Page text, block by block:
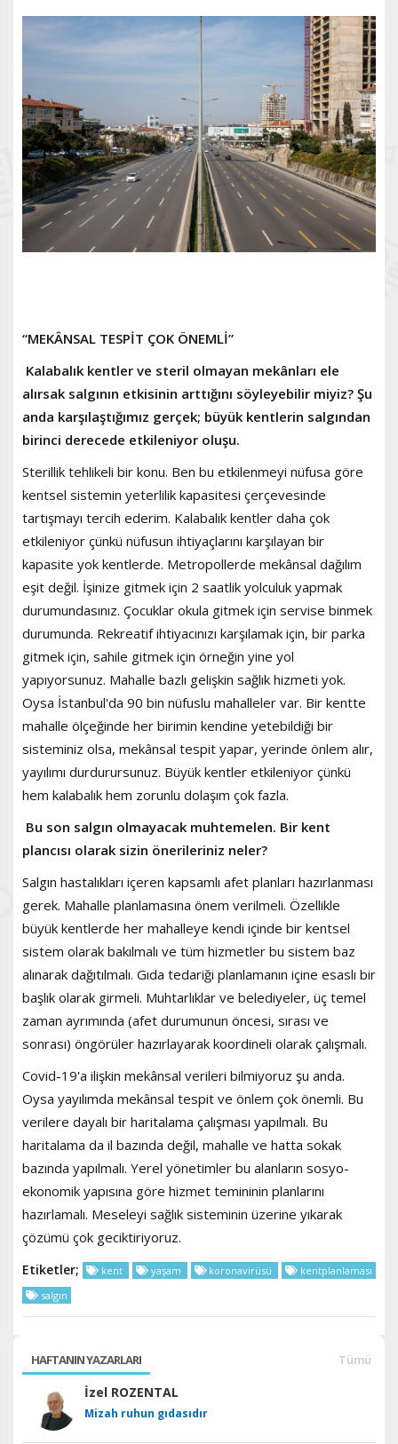
“MEKÂNSAL TESPİT ÇOK ÖNEMLİ”
Kalabalık kentler ve steril olmayan mekânları ele
alırsak salgının etkisinin arttığını söyleyebilir miyiz? Şu
anda karşılaştığımız gerçek; büyük kentlerin salgından
birinci derecede etkileniyor oluşu.
Sterillik tehlikeli bir konu. Ben bu etkilenmeyi nüfusa göre
kentsel sistemin yeterlilik kapasitesi çerçevesinde
tartışmayı tercih ederim. Kalabalık kentler daha çok
etkileniyor çünkü nüfusun ihtiyaçlarını karşılayan bir
kapasite yok kentlerde. Metropollerde mekânsal dağılım
eşit değil. İşinize gitmek için 2 saatlik yolculuk yapmak
durumundasınız. Çocuklar okula gitmek için servise binmek
durumunda. Rekreatif ihtiyacınızı karşılamak için, bir parka
gitmek için, sahile gitmek için örneğin yine yol
yapıyorsunuz. Mahalle bazlı gelişkin sağlık hizmeti yok.
Oysa İstanbul'da 90 bin nüfuslu mahalleler var. Bir kentte
mahalle ölçeğinde her birimin kendine yetebildiği bir
sisteminiz olsa, mekânsal tespit yapar, yerinde önlem alır,
yayılımı durdurursunuz. Büyük kentler etkileniyor çünkü
hem kalabalık hem zorunlu dolaşım çok fazla.
Bu son salgın olmayacak muhtemelen. Bir kent
plancısı olarak sizin önerileriniz neler?
Salgın hastalıkları içeren kapsamlı afet planları hazırlanması
gerek. Mahalle planlamasına önem verilmeli. Özellikle
büyük kentlerde her mahalleye kendi içinde bir kentsel
sistem olarak bakılmalı ve tüm hizmetler bu sistem baz
alınarak dağıtılmalı. Gıda tedariği planlamanın içine esaslı bir
başlık olarak girmeli. Muhtarlıklar ve belediyeler, üç temel
zaman ayrımında (afet durumunun öncesi, sırası ve
sonrası) öngörüler hazırlayarak koordineli olarak çalışmalı.
Covid-19'a ilişkin mekânsal verileri bilmiyoruz şu anda.
Oysa yayılımda mekânsal tespit ve önlem çok önemli. Bu
verilere dayalı bir haritalama çalışması yapılmalı. Bu
haritalama da il bazında değil, mahalle ve hatta sokak
bazında yapılmalı. Yerel yönetimler bu alanların sosyo-
ekonomik yapısına göre hizmet temininin planlarını
hazırlamalı. Meseleyi sağlık sisteminin üzerine yıkarak
çözümü çok geciktiriyoruz.
Etiketler; kent yaşam koronavirüsü
kentplanlaması
salgın
HAFTANIN YAZARLARI Tümü
İzel ROZENTAL
Mizah ruhun gıdasıdır